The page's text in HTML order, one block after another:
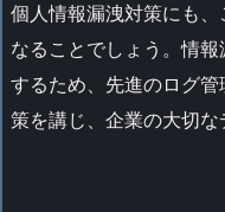
個人情報漏洩対策にも
なることでしょう。情
するため、先進のログ
策を講じ、企業の大切な